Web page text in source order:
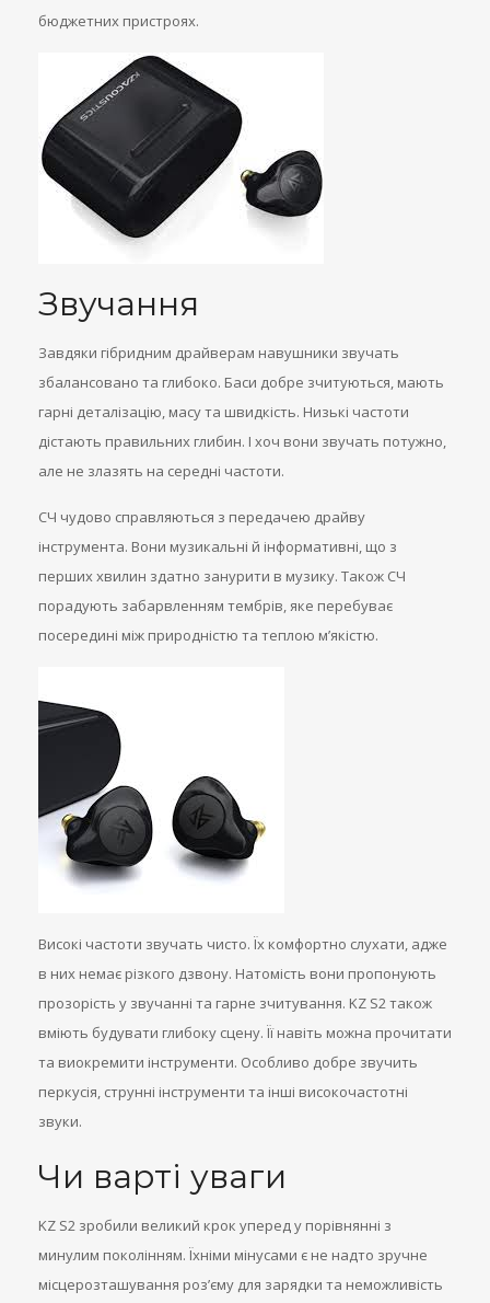
бюджетних пристроях.
Звучання
Завдяки гібридним драйверам навушники звучать
збалансовано та глибоко. Баси добре зчитуються, мають
гарні деталізацію, масу та швидкість. Низькі частоти
дістають правильних глибин. І хоч вони звучать потужно,
але не злазять на середні частоти.
СЧ чудово справляються з передачею драйву
інструмента. Вони музикальні й інформативні, що з
перших хвилин здатно занурити в музику. Також СЧ
порадують забарвленням тембрів, яке перебуває
посередині між природністю та теплою м’якістю.
Високі частоти звучать чисто. Їх комфортно слухати, адже
в них немає різкого дзвону. Натомість вони пропонують
прозорість у звучанні та гарне зчитування. KZ S2 також
вміють будувати глибоку сцену. Її навіть можна прочитати
та виокремити інструменти. Особливо добре звучить
перкусія, струнні інструменти та інші високочастотні
звуки.
Чи варті уваги
KZ S2 зробили великий крок уперед у порівнянні з
минулим поколінням. Їхніми мінусами є не надто зручне
місцерозташування роз’єму для зарядки та неможливість